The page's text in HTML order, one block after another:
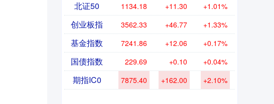
北证50 1134.18 +11.30 +1.01%
创业板指 3562.33 +46.77 +1.33%
基金指数 7241.86 +12.06 +0.17%
国债指数 229.69 +0.10 +0.04%
期指IC0 7875.40 +162.00 +2.10%